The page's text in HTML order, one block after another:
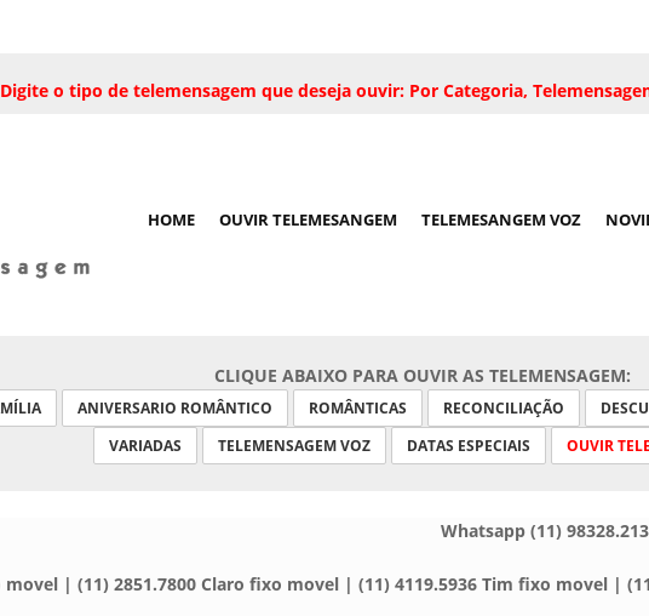
o tipo de telemensagem que deseja ouvir: Por Categoria,
HOME OUVIR TELEMESANGEM TELEMESANGEM VOZ
CLIQUE ABAIXO PARA OUVIR AS TELEMENSAGEM:
ANIVERSARIO ROMÂNTICO ROMÂNTICAS RECONCILIAÇÃO
VARIADAS
TELEMENSAGEM VOZ DATAS ESPECIAIS OUVIR
Whatsapp (11)
movel | (11) 2851.7800 Claro fixo movel | (11) 4119.5936 Tim fixo movel |